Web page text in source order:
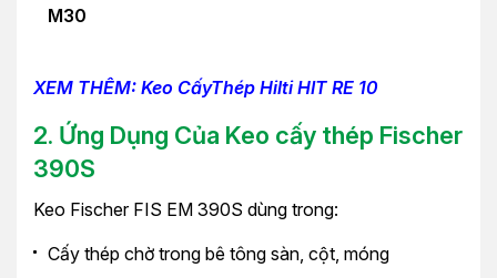
M30
XEM THÊM: Keo CấyThép Hilti HIT RE 10
2. Ứng Dụng Của Keo cấy thép Fischer
390S
Keo Fischer FIS EM 390S dùng trong:
Cấy thép chờ trong bê tông sàn, cột, móng